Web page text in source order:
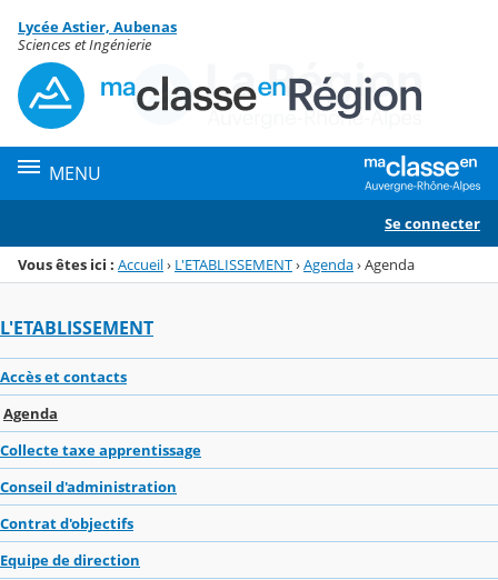
Menu de la rubrique
Contenu
Lycée Astier, Aubenas
Sciences et Ingénierie
MENU
Se connecter
Vous êtes ici : Accueil› L'ETABLISSEMENT›Agenda›Agenda
L'ETABLISSEMENT
Accès et contacts
Agenda
Collecte taxe apprentissage
Conseil d'administration
Contrat d'objectifs
Equipe de direction